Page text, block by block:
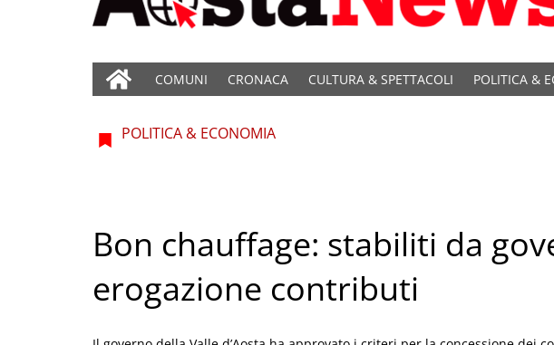
COMUNI CRONACA CULTURA & SPETTACOLI POLITICA &
POLITICA & ECONOMIA
Bon chauffage: stabiliti da
erogazione contributi